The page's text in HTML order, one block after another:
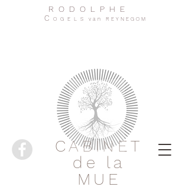
CABINET
de la
MUE
R O D O L P H E
C O G E L S v a n R E Y N E G O M